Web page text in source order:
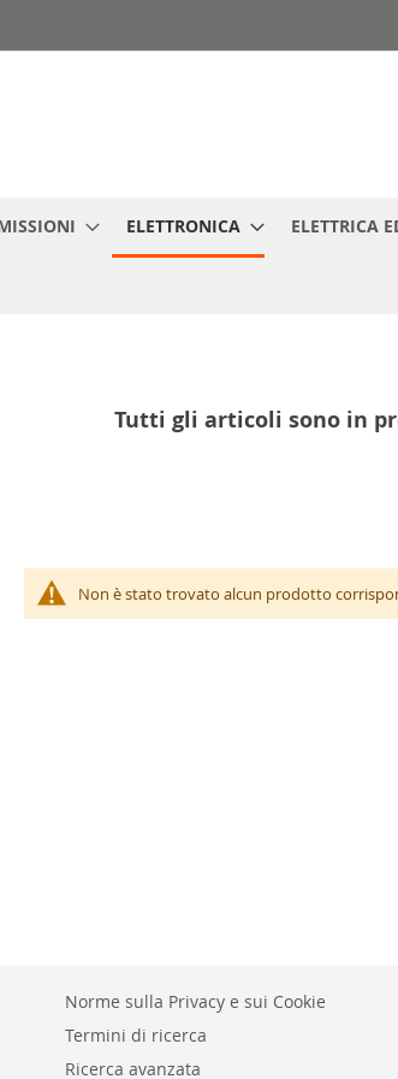
ELETTRONICA ELETTRICA
Tutti gli articoli sono in
Non è stato trovato alcun prodotto
Norme sulla Privacy e sui Cookie
Termini di ricerca
Ricerca avanzata